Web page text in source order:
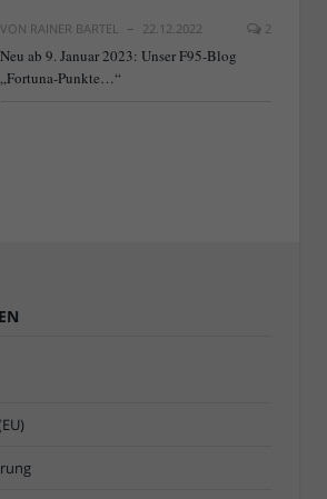
VON RAINER BARTEL 22.12.2022 2
Neu ab 9. Januar 2023: Unser F95-Blog
„Fortuna-Punkte…“